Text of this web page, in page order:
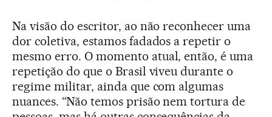
Na visão do escritor, ao não reconhecer uma
dor coletiva, estamos fadados a repetir o
mesmo erro. O momento atual, então, é uma
repetição do que o Brasil viveu durante o
regime militar, ainda que com algumas
nuances. “Não temos prisão nem tortura de